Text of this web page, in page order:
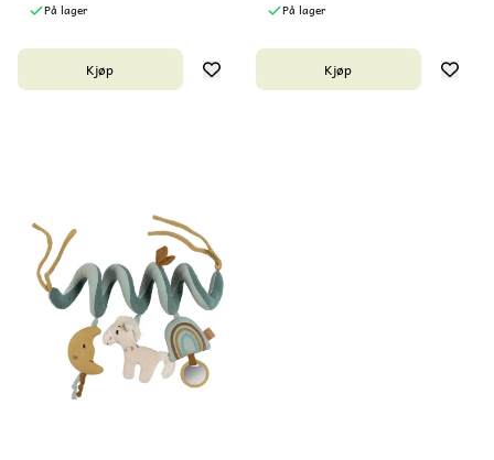
På lager
Kjøp
På lager
Kjøp